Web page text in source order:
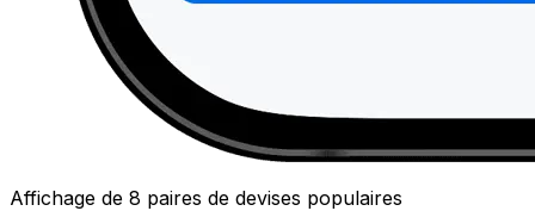
Affichage de 8 paires de devises populaires